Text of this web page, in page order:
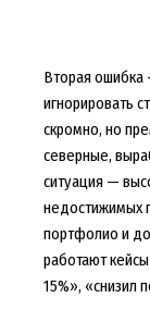
Вторая
игнорировать
скромно, но
северные,
ситуация —
недостижимых
портфолио и
работают
15%», «снизил